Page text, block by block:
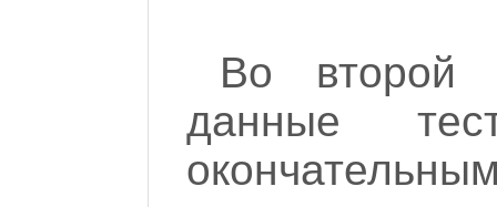
Во второй
данные